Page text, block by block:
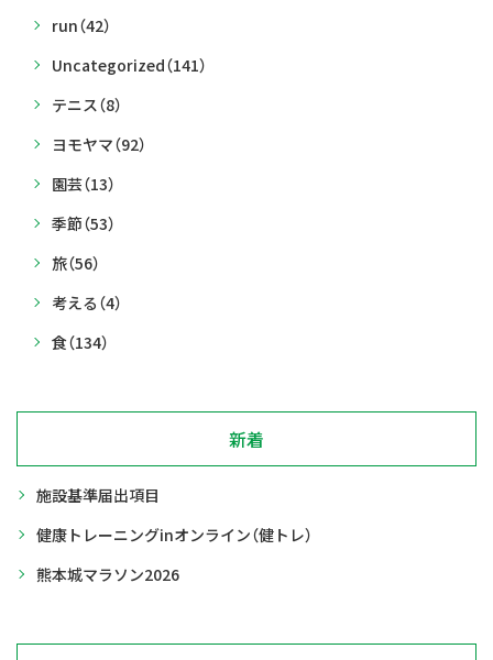
run（42）
Uncategorized（141）
テニス（8）
ヨモヤマ（92）
園芸（13）
季節（53）
旅（56）
考える （4）
食（134）
新着
施設基準届出項目
健康トレーニングinオンライン（健トレ）
熊本城マラソン2026